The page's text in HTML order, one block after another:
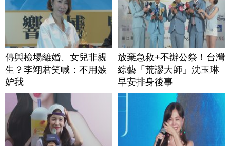
傳與檢場離婚、女兒非親
生？李翊君笑喊：不用嫉
妒我
放棄急救+不辦公祭！台灣
綜藝「荒謬大師」沈玉琳
早安排身後事